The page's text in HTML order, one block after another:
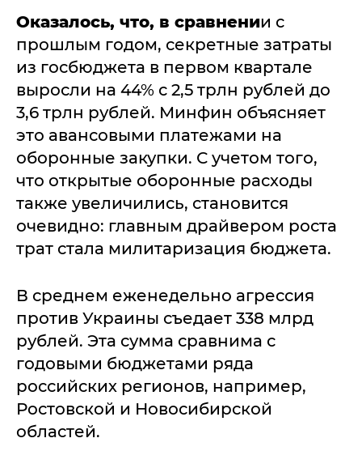
Оказалось, что, в сравнении с
прошлым годом, секретные затраты
из госбюджета в первом квартале
выросли на 44% с 2,5 трлн рублей до
3,6 трлн рублей. Минфин объясняет
это авансовыми платежами на
оборонные закупки. С учетом того,
что открытые оборонные расходы
также увеличились, становится
очевидно: главным драйвером роста
трат стала милитаризация бюджета.
В среднем еженедельно агрессия
против Украины съедает 338 млрд
рублей. Эта сумма сравнима с
годовыми бюджетами ряда
российских регионов, например,
Ростовской и Новосибирской
областей.